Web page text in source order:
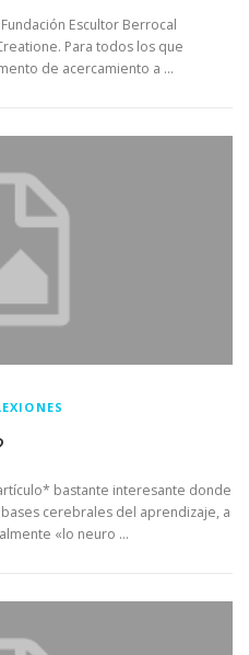
Escultor Berrocal
Para todos los que
de acercamiento a …
bastante interesante donde
cerebrales del aprendizaje, a
«lo neuro …